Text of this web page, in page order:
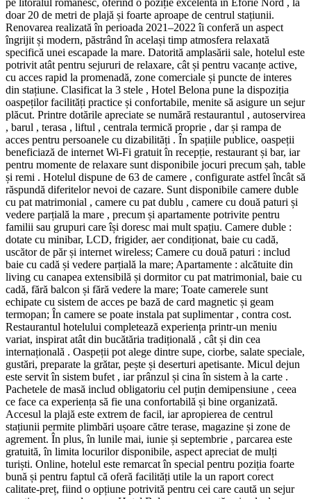
doar 20 de metri de plajă și foarte aproape de centrul stațiunii.
Renovarea realizată în perioada 2021–2022 îi conferă un aspect
îngrijit și modern, păstrând în același timp atmosfera relaxată
specifică unei escapade la mare. Datorită amplasării sale, hotelul este
potrivit atât pentru sejururi de relaxare, cât și pentru vacanțe active,
cu acces rapid la promenadă, zone comerciale și puncte de interes
din stațiune. Clasificat la 3 stele , Hotel Belona pune la dispoziția
oaspeților facilități practice și confortabile, menite să asigure un sejur
plăcut. Printre dotările apreciate se numără restaurantul , autoservirea
, barul , terasa , liftul , centrala termică proprie , dar și rampa de
acces pentru persoanele cu dizabilități . În spațiile publice, oaspeții
beneficiază de internet Wi‑Fi gratuit în recepție, restaurant și bar, iar
pentru momente de relaxare sunt disponibile jocuri precum șah, table
și remi . Hotelul dispune de 63 de camere , configurate astfel încât să
răspundă diferitelor nevoi de cazare. Sunt disponibile camere duble
cu pat matrimonial , camere cu pat dublu , camere cu două paturi și
vedere parțială la mare , precum și apartamente potrivite pentru
familii sau grupuri care își doresc mai mult spațiu. Camere duble :
dotate cu minibar, LCD, frigider, aer condiționat, baie cu cadă,
uscător de păr și internet wireless; Camere cu două paturi : includ
baie cu cadă și vedere parțială la mare; Apartamente : alcătuite din
living cu canapea extensibilă și dormitor cu pat matrimonial, baie cu
cadă, fără balcon și fără vedere la mare; Toate camerele sunt
echipate cu sistem de acces pe bază de card magnetic și geam
termopan; În camere se poate instala pat suplimentar , contra cost.
Restaurantul hotelului completează experiența printr-un meniu
variat, inspirat atât din bucătăria tradițională , cât și din cea
internațională . Oaspeții pot alege dintre supe, ciorbe, salate speciale,
gustări, preparate la grătar, pește și deserturi apetisante. Micul dejun
este servit în sistem bufet , iar prânzul și cina în sistem à la carte .
Pachetele de masă includ obligatoriu cel puțin demipensiune , ceea
ce face ca experiența să fie una confortabilă și bine organizată.
Accesul la plajă este extrem de facil, iar apropierea de centrul
stațiunii permite plimbări ușoare către terase, magazine și zone de
agrement. În plus, în lunile mai, iunie și septembrie , parcarea este
gratuită, în limita locurilor disponibile, aspect apreciat de mulți
turiști. Online, hotelul este remarcat în special pentru poziția foarte
bună și pentru faptul că oferă facilități utile la un raport corect
calitate-preț, fiind o opțiune potrivită pentru cei care caută un sejur